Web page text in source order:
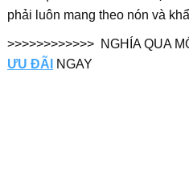
phải luôn mang theo nón và
>>>>>>>>>>>> NGHÍA QUA
ƯU ĐÃI
NGAY